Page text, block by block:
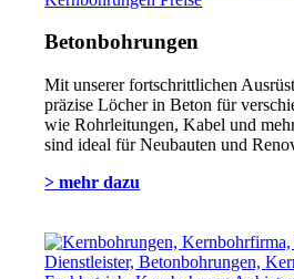
Betonbohrungen
Mit unserer fortschrittlichen
präzise Löcher in Beton für
wie Rohrleitungen, Kabel und
sind ideal für Neubauten und
> mehr dazu